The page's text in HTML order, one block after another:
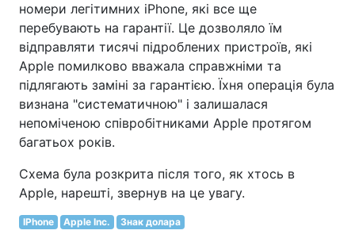
номери легітимних iPhone, які все ще
перебувають на гарантії. Це дозволяло їм
відправляти тисячі підроблених пристроїв, які
Apple помилково вважала справжніми та
підлягають заміні за гарантією. Їхня операція була
визнана "систематичною" і залишалася
непоміченою співробітниками Apple протягом
багатьох років.
Схема була розкрита після того, як хтось в
Apple, нарешті, звернув на це увагу.
IPhone Apple Inc. Знак долара